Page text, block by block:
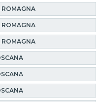
ROMAGNA
ROMAGNA
ROMAGNA